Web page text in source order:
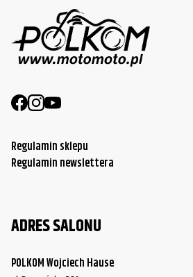
Regulamin sklepu
Regulamin newslettera
ADRES SALONU
POLKOM Wojciech Hause